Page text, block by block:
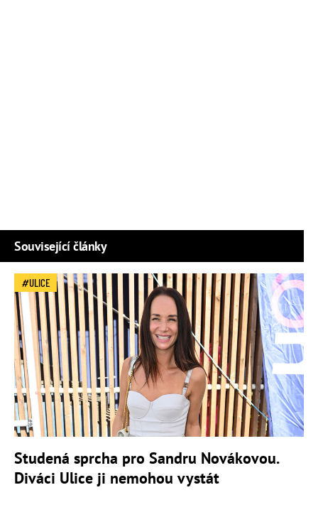
Související články
ULICE
Studená sprcha pro Sandru Novákovou.
Diváci Ulice ji nemohou vystát